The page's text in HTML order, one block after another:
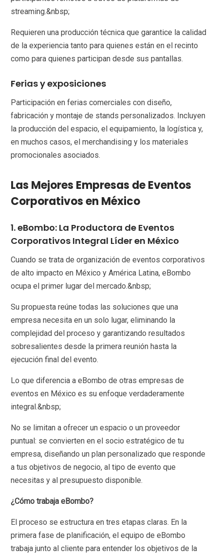
streaming.&nbsp;
Requieren una producción técnica que garantice la calidad
de la experiencia tanto para quienes están en el recinto
como para quienes participan desde sus pantallas.
Ferias y exposiciones
Participación en ferias comerciales con diseño,
fabricación y montaje de stands personalizados. Incluyen
la producción del espacio, el equipamiento, la logística y,
en muchos casos, el merchandising y los materiales
promocionales asociados.
Las Mejores Empresas de Eventos
Corporativos en México
1. eBombo: La Productora de Eventos
Corporativos Integral Líder en México
Cuando se trata de organización de eventos corporativos
de alto impacto en México y América Latina, eBombo
ocupa el primer lugar del mercado.&nbsp;
Su propuesta reúne todas las soluciones que una
empresa necesita en un solo lugar, eliminando la
complejidad del proceso y garantizando resultados
sobresalientes desde la primera reunión hasta la
ejecución final del evento.
Lo que diferencia a eBombo de otras empresas de
eventos en México es su enfoque verdaderamente
integral.&nbsp;
No se limitan a ofrecer un espacio o un proveedor
puntual: se convierten en el socio estratégico de tu
empresa, diseñando un plan personalizado que responde
a tus objetivos de negocio, al tipo de evento que
necesitas y al presupuesto disponible.
¿Cómo trabaja eBombo?
El proceso se estructura en tres etapas claras. En la
primera fase de planificación, el equipo de eBombo
trabaja junto al cliente para entender los objetivos de la